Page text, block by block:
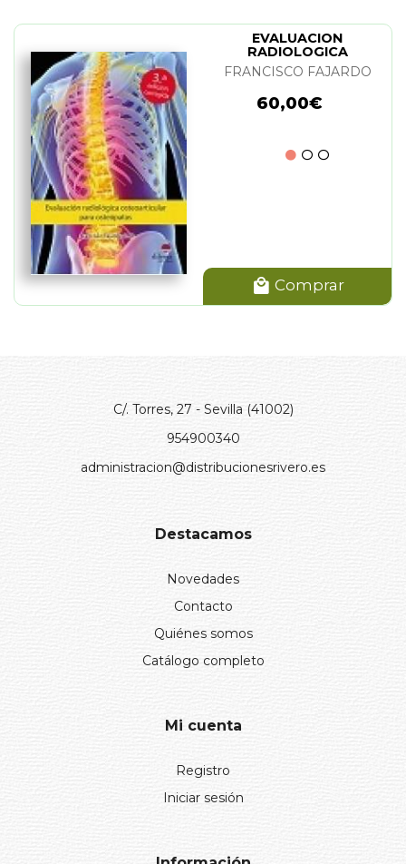
EVALUACION
RADIOLOGICA
OSTEOARTICULAR
PARA OSTEOPATAS
FRANCISCO FAJARDO
60,00€
Comprar
C/. Torres, 27 - Sevilla (41002)
954900340
administracion@distribucionesrivero.es
Destacamos
Novedades
Contacto
Quiénes somos
Catálogo completo
Mi cuenta
Registro
Iniciar sesión